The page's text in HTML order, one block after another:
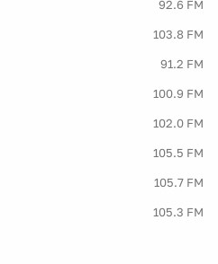
92.6 FM
103.8 FM
91.2 FM
100.9 FM
102.0 FM
105.5 FM
105.7 FM
105.3 FM